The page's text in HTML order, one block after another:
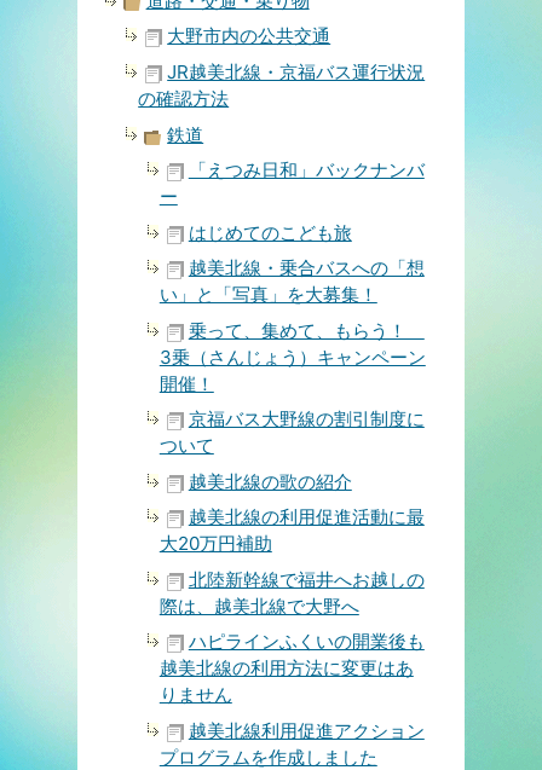
大野市内の公共交通
JR越美北線・京福バス運行状況
の確認方法
鉄道
「えつみ日和」バックナンバ
ー
はじめてのこども旅
越美北線・乗合バスへの「想
い」と「写真」を大募集！
乗って、集めて、もらう！
3乗（さんじょう）キャンペーン
開催！
京福バス大野線の割引制度に
ついて
越美北線の歌の紹介
越美北線の利用促進活動に最
大20万円補助
北陸新幹線で福井へお越しの
際は、越美北線で大野へ
ハピラインふくいの開業後も
越美北線の利用方法に変更はあ
りません
越美北線利用促進アクション
プログラムを作成しました